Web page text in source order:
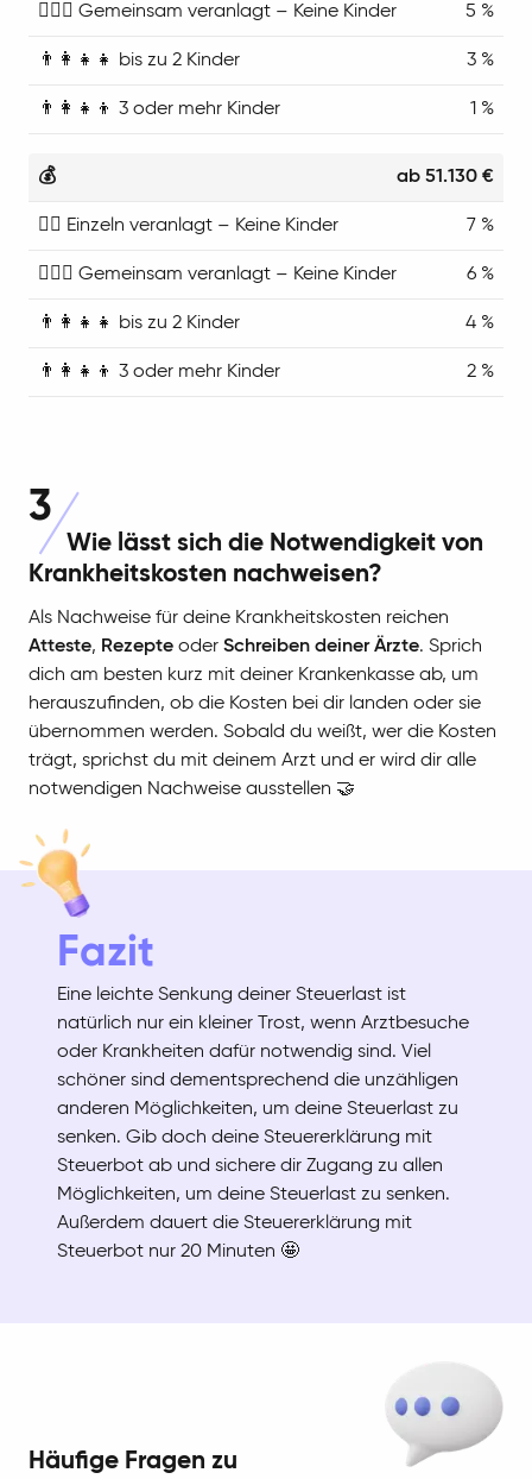
5 %
3 %
1 %
ab 51.130 €
7 %
6 %
4 %
2 %
3
Wie lässt sich die Notwendigkeit von
Krankheitskosten nachweisen?
Als Nachweise für deine Krankheitskosten reichen
Atteste, Rezepte oder Schreiben deiner Ärzte. Sprich
dich am besten kurz mit deiner Krankenkasse ab, um
herauszufinden, ob die Kosten bei dir landen oder sie
übernommen werden. Sobald du weißt, wer die Kosten
trägt, sprichst du mit deinem Arzt und er wird dir alle
notwendigen Nachweise ausstellen 🤝
Fazit
Eine leichte Senkung deiner Steuerlast ist
natürlich nur ein kleiner Trost, wenn Arztbesuche
oder Krankheiten dafür notwendig sind. Viel
schöner sind dementsprechend die unzähligen
anderen Möglichkeiten, um deine Steuerlast zu
senken. Gib doch deine Steuererklärung mit
Steuerbot ab und sichere dir Zugang zu allen
Möglichkeiten, um deine Steuerlast zu senken.
Außerdem dauert die Steuererklärung mit
Steuerbot nur 20 Minuten 🤩
Häufige Fragen zu